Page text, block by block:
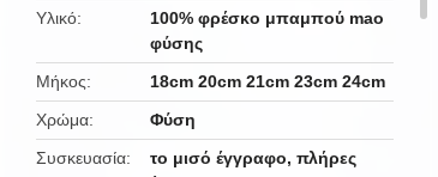
Υλικό
100% φρέσκο μπαμπού mao
φύσης
Μήκος
18cm 20cm 21cm 23cm 24cm
Χρώμα
Φύση
Συσκευασία
το μισό έγγραφο, πλήρες